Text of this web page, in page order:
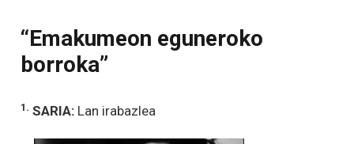
“Emakumeon eguneroko
borroka”
1. SARIA:Lan irabazlea